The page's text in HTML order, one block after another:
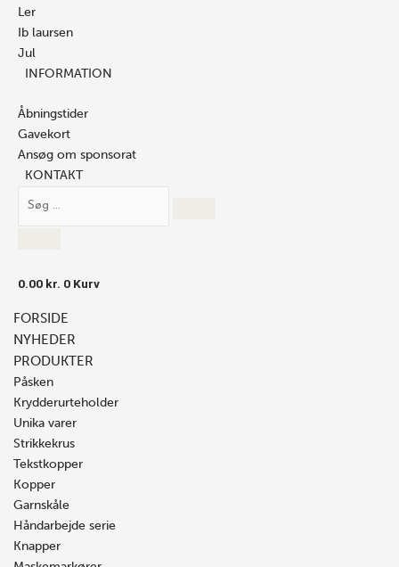
Ler
Ib laursen
Jul
INFORMATION
Åbningstider
Gavekort
Ansøg om sponsorat
KONTAKT
0.00 kr. 0 Kurv
FORSIDE
NYHEDER
PRODUKTER
Påsken
Krydderurteholder
Unika varer
Strikkekrus
Tekstkopper
Kopper
Garnskåle
Håndarbejde serie
Knapper